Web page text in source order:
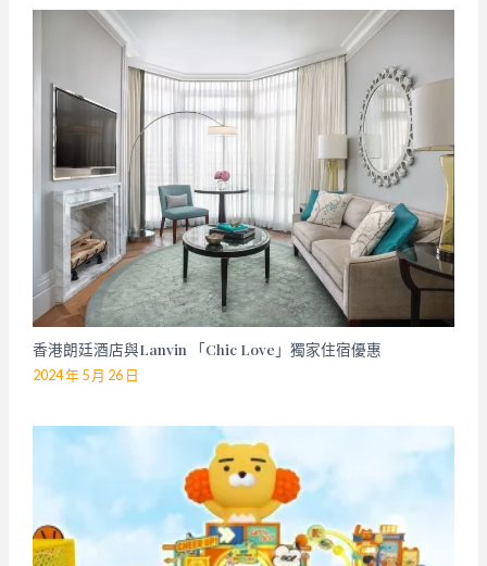
香港朗廷酒店與Lanvin 「Chic Love」獨家住宿優惠
2024 年 5 月 26 日